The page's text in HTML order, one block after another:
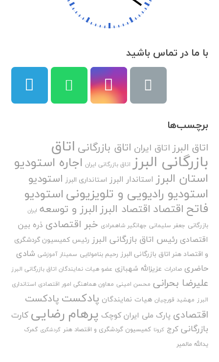
با ما در تماس باشید
برچسب‌ها
اتاق البرز اتاق ایران اتاق بازرگانی اتاق
بازرگانی البرز اتاق بازرگانی ایران اجاره استودیو
استان البرز استاندار البرز استانداری البرز استودیو
استودیو رادیویی و تلویزیونیاستودیو
فاتح اقتصاد اقتصاد البرزالبرز و توسعه ایران
بازرگانی جعفر سلیمانی جهانگیر شاهمرادی خبر اقتصادی ذره بین
اقتصادی رئیس اتاق بازرگانی البرز رئیس کمیسیون گردشگری
و اقتصاد هنر اتاق بازرگانی البرز رحیم بنامولایی سمینار آموزشی شادی
حاضری صادرات عزیزالله شهبازی عضو هیات نمایندگان اتاق بازرگانی البرز
علیرضا بحرانی محسن امینی معاون هماهنگی امور اقتصادی استانداری
البرز مهشید قورچیان هیات نمایندگان پادکست پادکست
اقتصادی پارک ملی ایران کوچک پرهام رضایی کارت
بازرگانی کرج کرونا کمیسیون گردشگری و اقتصاد هنر گردشگری گمرک
یدالله مالمیر